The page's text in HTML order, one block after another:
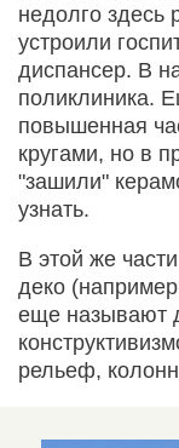
недолго здесь
устроили
диспансер. В
поликлиника.
повышенная
кругами, но в
"зашили"
узнать.
В этой же
деко
еще называют
рельеф,